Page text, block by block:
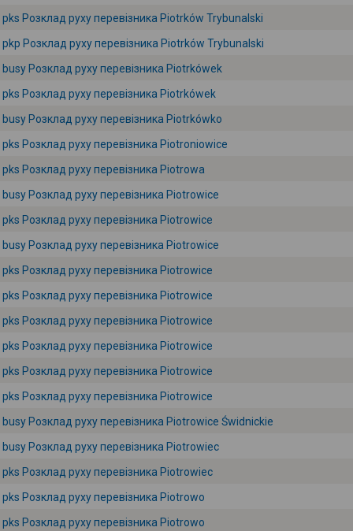
pks Розклад руху перевізника Piotrków Trybunalski
pkp Розклад руху перевізника Piotrków Trybunalski
busy Розклад руху перевізника Piotrkówek
pks Розклад руху перевізника Piotrkówek
busy Розклад руху перевізника Piotrkówko
pks Розклад руху перевізника Piotroniowice
pks Розклад руху перевізника Piotrowa
busy Розклад руху перевізника Piotrowice
pks Розклад руху перевізника Piotrowice
busy Розклад руху перевізника Piotrowice
pks Розклад руху перевізника Piotrowice
pks Розклад руху перевізника Piotrowice
pks Розклад руху перевізника Piotrowice
pks Розклад руху перевізника Piotrowice
pks Розклад руху перевізника Piotrowice
pks Розклад руху перевізника Piotrowice
busy Розклад руху перевізника Piotrowice Świdnickie
busy Розклад руху перевізника Piotrowiec
pks Розклад руху перевізника Piotrowiec
pks Розклад руху перевізника Piotrowo
pks Розклад руху перевізника Piotrowo